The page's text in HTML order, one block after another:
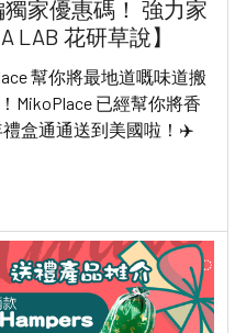
家優惠碼！ 強力家
LAB 花研草說】
幫你將最地道嘅味道搬
MikoPlace 已經幫你將香
盒通通送到美國啦！✈️